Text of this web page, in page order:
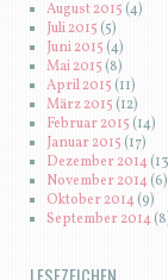
August 2015 (4)
Juli 2015 (5)
Juni 2015 (4)
Mai 2015 (8)
April 2015 (11)
März 2015(12)
Februar 2015 (14)
Januar 2015 (17)
Dezember 2014
November 2014(6)
Oktober 2014(9)
September 2014